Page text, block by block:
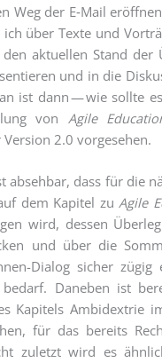
Weg der E‑Mail
über Tex­te und
aktu­el­len Stand der
und in die
ist dann — wie soll­te
von Agi­le
2.0 vorgesehen.
abseh­bar, dass für die
dem Kapi­tel zuAgi­le
wird, des­sen
und über die
Dia­log sicher zügig
bedarf. Dane­ben ist
Kapi­tels Ambi­dex­trie
für das bereits
zuletzt wird es